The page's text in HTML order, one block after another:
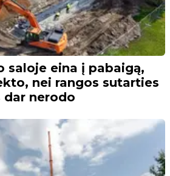
saloje eina į pabaigą,
nei rangos sutarties
dar nerodo